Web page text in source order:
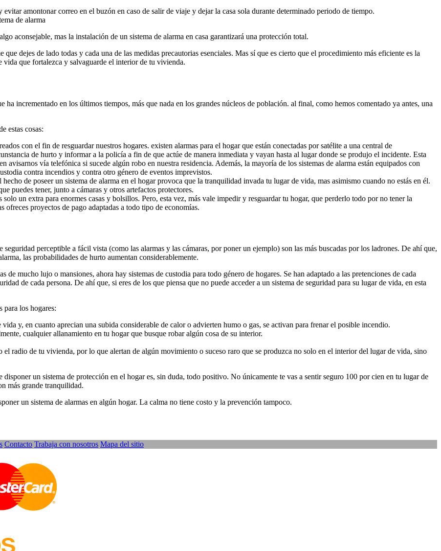
amontonar correo en el buzón en caso de salir de viaje y dejar la casa sola durante determinado periodo de tiempo.
de alarma
aconsejable, mas la instalación de un sistema de alarma en casa garantizará una protección total.
dejes de lado todas y cada una de las medidas precautorias esenciales. Mas sí que es cierto que el procedimiento más eficiente es la
que fortalezca y salvaguarde el interior de tu vivienda.
ha incrementado en los últimos tiempos, más que nada en los grandes núcleos de población. al final, como hemos comentado ya antes, una
estas cosas:
con el fin de resguardar nuestros hogares. existen alarmas para el hogar que están conectadas por satélite a una central de
de hurto y informar a la policía a fin de que actúe de manera inmediata y vayan hasta al lugar donde se produjo el incidente. Esta
avisarnos vía telefónica si sucede algún robo en nuestra residencia. Además, la mayoría de los sistemas de alarma están equipados con
contra incendios y contra otro género de eventos imprevistos.
de poseer un sistema de alarma en el hogar provoca que la tranquilidad invada tu lugar de vida, mas asimismo cuando no estás en él.
puedes tener, junto a cámaras y otros artefactos protectores.
un extra para enormes casas y bolsillos. Pero, esta vez, más vale impedir y resguardar tu hogar, que perderlo todo por no tener la
ofreces proyectos de pago adaptadas a todo tipo de economías.
perceptible a fácil vista (como las alarmas y las cámaras, por poner un ejemplo) son las más buscadas por los ladrones. De ahí que,
las probabilidades de hurto aumentan considerablemente.
de mucho lujo o mansiones, ahora hay sistemas de custodia para todo género de hogares. Se han adaptado a las pretenciones de cada
de cada persona. De ahí que, si eres de los que piensa que no puede acceder a un sistema de seguridad para su lugar de vida, en esta
para los hogares:
y, en cuanto aprecian una subida considerable de calor o advierten humo o gas, se activan para frenar el posible incendio.
cualquier allanamiento en tu hogar que busque robar algún cosa de su interior.
el radio de tu vivienda, por lo que alertan de algún movimiento o suceso raro que se produzca no solo en el interior del lugar de vida, sino
un sistema de protección en el hogar es, sin duda, todo positivo. No únicamente te vas a sentir seguro 100 por cien en tu lugar de
más grande tranquilidad.
un sistema de alarmas en algún hogar. La calma no tiene costo y la prevención tampoco.
Contacto Trabaja con nosotros Mapa del sitio